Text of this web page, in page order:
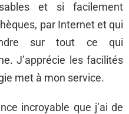
et si facilement
par Internet et qui
sur tout ce qui
J’apprécie les facilités
met à mon service.
incroyable que j’ai de